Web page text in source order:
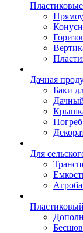
Дачная
Баки
Погреб
Для